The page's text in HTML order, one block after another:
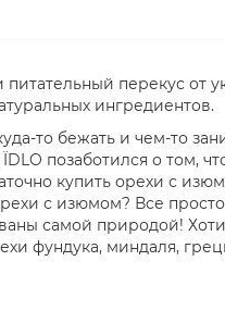
перекус от
ингредиентов.
то бежать и чем-то
позаботился о том,
купить орехи с
с изюмом? Все
самой природой!
фундука, миндаля,